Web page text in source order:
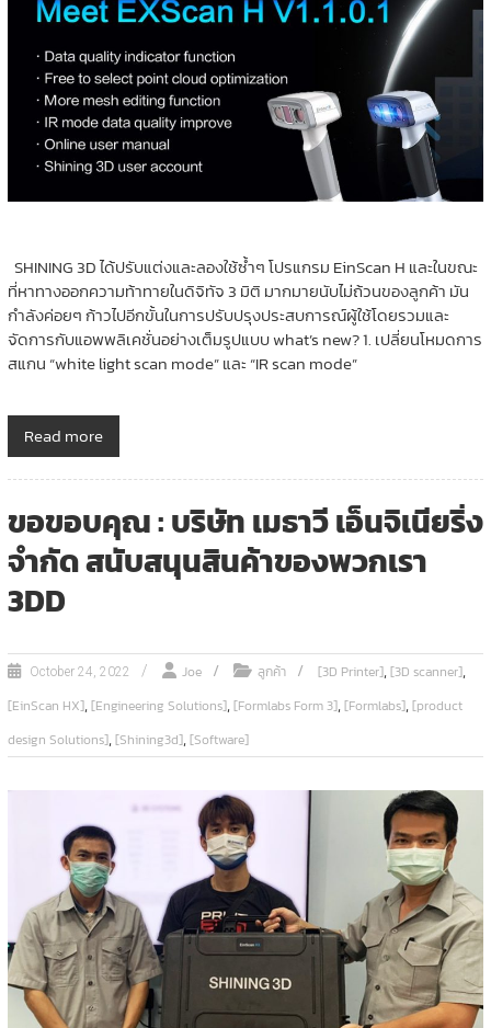
SHINING 3D ได้ปรับแต่งและลองใช้ซ้ำๆ โปรแกรม EinScan H และในขณะ
ที่หาทางออกความท้าทายในดิจิทัจ 3 มิติ มากมายนับไม่ถ้วนของลูกค้า มัน
กำลังค่อยๆ ก้าวไปอีกขั้นในการปรับปรุงประสบการณ์ผู้ใช้โดยรวมและ
จัดการกับแอพพลิเคชั่นอย่างเต็มรูปแบบ what’s new? 1. เปลี่ยนโหมดการ
สแกน “white light scan mode” และ “IR scan mode”
Read more
ขอขอบคุณ : บริษัท เมธาวี เอ็นจิเนียริ่ง
จํากัด สนับสนุนสินค้าของพวกเรา
3DD
October 24, 2022 Joe ลูกค้า [3D Printer],[3D scanner],
[EinScan HX],[Engineering Solutions],[Formlabs Form 3],[Formlabs],[product
design Solutions],[Shining3d],[Software]